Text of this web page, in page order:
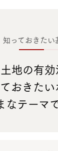
知っておきた
地の有
おきた
なテーマ